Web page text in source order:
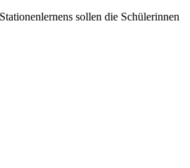
sollen die Schülerinnen